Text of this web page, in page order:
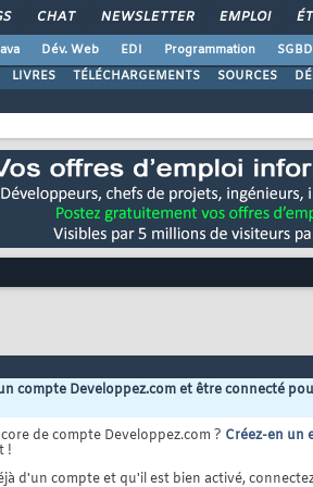
CHAT NEWSLETTER EMPLOI
Dév. Web EDI Programmation SGBD
LIVRES TÉLÉCHARGEMENTS SOURCES
compte Developpez.com et être connecté
de compte Developpez.com ? Créez-en un
!
d'un compte et qu'il est bien activé,